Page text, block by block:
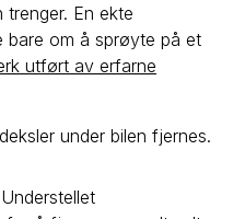
En ekte
bare om å sprøyte på et
utført av erfarne
under bilen fjernes.
Understellet